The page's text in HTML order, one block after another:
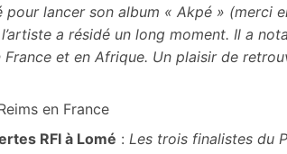
lancer son album « Akpé » (merci
a résidé un long moment. Il a
France et en Afrique. Un plaisir de
en France
RFI à Lomé : Les trois finalistes du